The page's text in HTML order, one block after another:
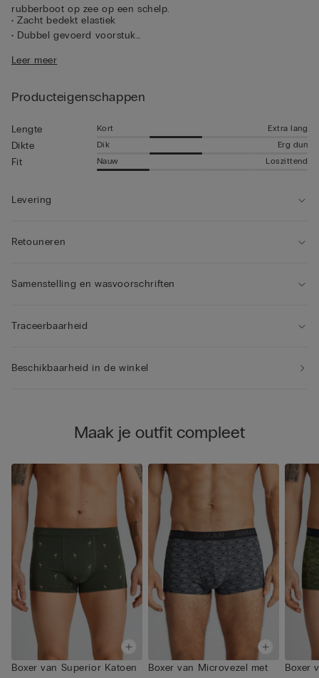
rubberboot op zee op een schelp.
• Zacht bedekt elastiek
• Dubbel gevoerd voorstuk
• Soepel aansluitende pasvorm
Leer meer
Producteigenschappen
Lengte Kort Extra lang
Dikte Dik Erg dun
Fit Nauw Loszittend
Levering
Retouneren
Samenstelling en wasvoorschriften
Traceerbaarheid
Beschikbaarheid in de winkel
Maak je outfit compleet
Boxer van Superior Katoen
Boxer van Microvezel met
Boxer